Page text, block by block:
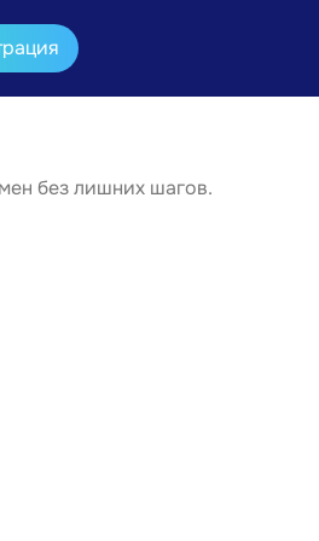
без лишних шагов.